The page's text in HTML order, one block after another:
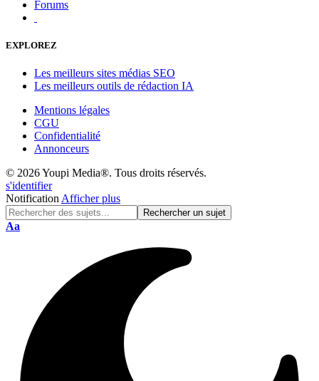
Forums
EXPLOREZ
Les meilleurs sites médias SEO
Les meilleurs outils de rédaction IA
Mentions légales
CGU
Confidentialité
Annonceurs
© 2026 Youpi Media®. Tous droits réservés.
s'identifier
Notification Afficher plus
Réinitialisation
Aa